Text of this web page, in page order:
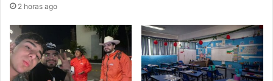
2 horas ago